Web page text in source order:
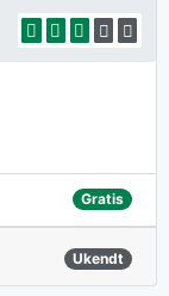
Gratis
Ukendt